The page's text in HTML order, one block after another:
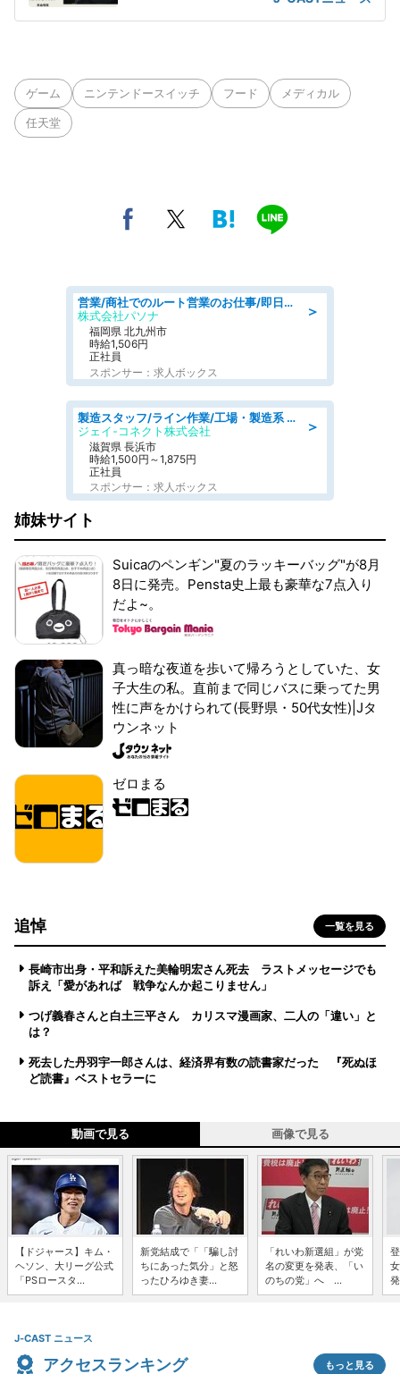
ゲーム ニンテンドースイッチ フード メディカル
任天堂
＞
営業/商社でのルート営業のお仕事/即日勤務可/車通勤可/営業
株式会社パソナ
福岡県 北九州市
時給1,506円
正社員
スポンサー：求人ボックス
＞
製造スタッフ/ライン作業/工場・製造系 エンジン部品の機械加工/未経験可/昼食代無料
ジェイ-コネクト株式会社
滋賀県 長浜市
時給1,500円～1,875円
正社員
スポンサー：求人ボックス
姉妹サイト
Suicaのペンギン"夏のラッキーバッグ"が8月
8日に発売。Pensta史上最も豪華な7点入り
だよ~。
真っ暗な夜道を歩いて帰ろうとしていた、女
子大生の私。直前まで同じバスに乗ってた男
性に声をかけられて(長野県・50代女性)|Jタ
ウンネット
ゼロまる
追悼 一覧を見る
長崎市出身・平和訴えた美輪明宏さん死去 ラストメッセージでも
訴え「愛があれば 戦争なんか起こりません」
つげ義春さんと白土三平さん カリスマ漫画家、二人の「違い」と
は？
死去した丹羽宇一郎さんは、経済界有数の読書家だった 『死ぬほ
ど読書』ベストセラーに
動画で見る 画像で見る
【ドジャース】キム・
ヘソン、大リーグ公式
「PSロースタ...
新党結成で「「騙し討
ちにあった気分」と怒
ったひろゆき妻...
「れいわ新選組」が党
名の変更を発表、「い
のちの党」へ ...
J-CAST ニュース
アクセスランキング もっと見る